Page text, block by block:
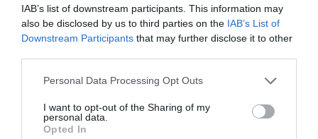
IAB’s list of downstream participants. This information may
also be disclosed by us to third parties on the IAB’s List of
Downstream Participants that may further disclose it to other
Please note that this website/app uses one or more Google
not limited to your visit or usage behaviour. You may click to
grant or deny consent to Google and its third-party tags to
use your data for below specified purposes in below Google
Personal Data Processing Opt Outs
I want to opt-out of the Sharing of my
personal data.
Opted In
Προσθήκη ως προτεινόμενη
πηγή στην Google
Ειδήσεις σήμερα
Επιχείρηση διάσωσης 40 μεταναστών στην
θαλάσσια περιοχή ανοιχτά της Ιεράπετρας